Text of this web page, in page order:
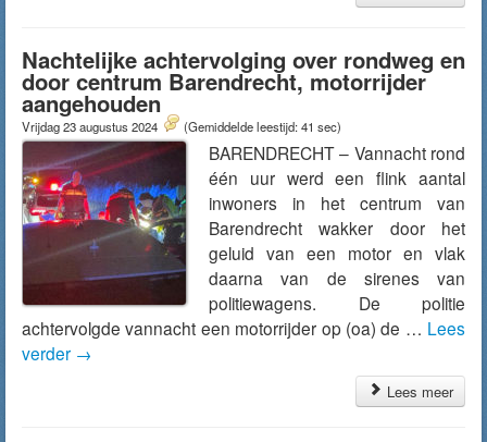
Nachtelijke achtervolging over rondweg en
door centrum Barendrecht, motorrijder
aangehouden
Vrijdag 23 augustus 2024 (Gemiddelde leestijd: 41 sec)
BARENDRECHT – Vannacht rond
één uur werd een flink aantal
inwoners in het centrum van
Barendrecht wakker door het
geluid van een motor en vlak
daarna van de sirenes van
politiewagens. De politie
achtervolgde vannacht een motorrijder op (oa) de … Lees
verder →
Lees meer